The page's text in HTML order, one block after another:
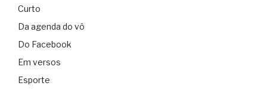
Curto
Da agenda do vô
Do Facebook
Em versos
Esporte